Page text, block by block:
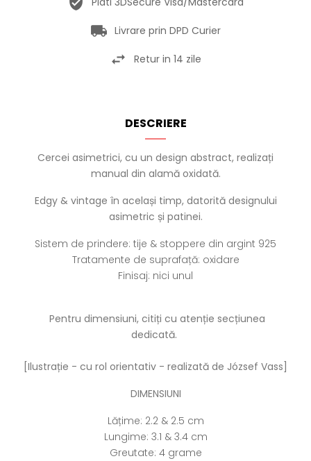
Livrare prin DPD Curier
Retur in 14 zile
DESCRIERE
Cercei asimetrici, cu un design abstract, realizați
manual din alamă oxidată.
Edgy & vintage în același timp, datorită designului
asimetric și patinei.
Sistem de prindere: tije & stoppere din argint 925
Tratamente de suprafață: oxidare
Finisaj: nici unul
Pentru dimensiuni, citiți cu atenție secțiunea
dedicată.
[Ilustrație - cu rol orientativ - realizată de József Vass]
DIMENSIUNI
Lățime: 2.2 & 2.5 cm
Lungime: 3.1 & 3.4 cm
Greutate: 4 grame